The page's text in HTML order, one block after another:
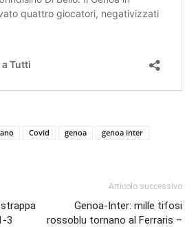
Covid genoa
genoa inter
3
Articolo successivo
Genoa-Inter: mille tifosi
rossoblu tornano al Ferraris –